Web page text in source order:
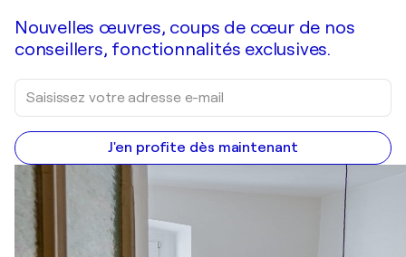
Nouvelles œuvres, coups de cœur de nos
conseillers, fonctionnalités exclusives.
J'en profite dès maintenant